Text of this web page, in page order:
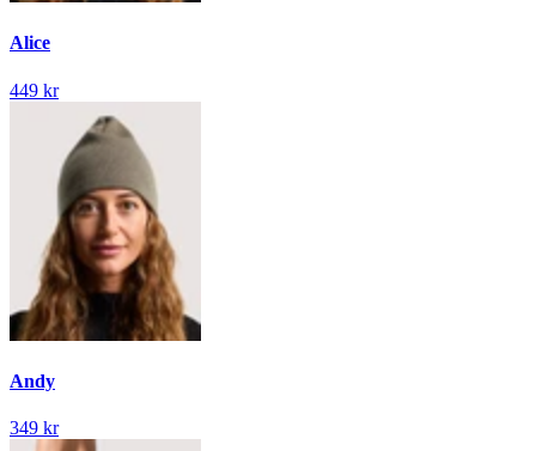
Alice
449 kr
Andy
349 kr